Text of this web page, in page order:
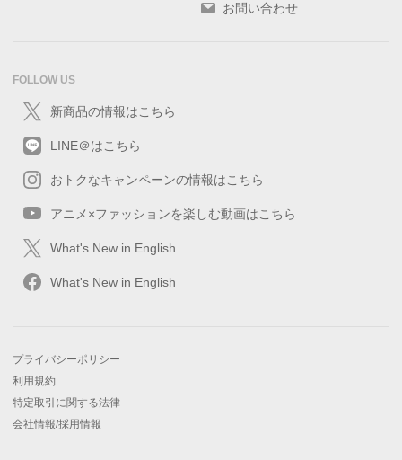
お問い合わせ
FOLLOW US
新商品の情報はこちら
LINE＠はこちら
おトクなキャンペーンの情報はこちら
アニメ×ファッションを楽しむ動画はこちら
What's New in English
What's New in English
プライバシーポリシー
利用規約
特定取引に関する法律
会社情報/採用情報